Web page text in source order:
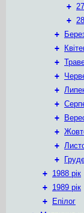
+
+
+
+
+
+
+
+
+
+
+
+
+ 1988 рік
+ 1989 рік
+
Епілог